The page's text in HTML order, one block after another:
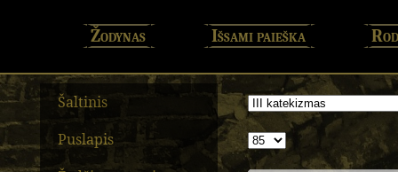
Žodynas Išsami paieška
Šaltinis
Puslapis